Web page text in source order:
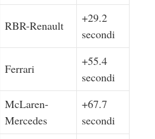
RBR-Renault
+29.2
secondi
Ferrari
+55.4
secondi
McLaren-
Mercedes
+67.7
secondi